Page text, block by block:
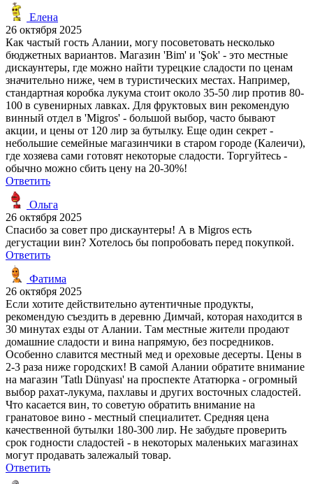
Елена
26 октября 2025
Как частый гость Алании, могу посоветовать несколько
бюджетных вариантов. Магазин 'Bim' и 'Şok' - это местные
дискаунтеры, где можно найти турецкие сладости по ценам
значительно ниже, чем в туристических местах. Например,
стандартная коробка лукума стоит около 35-50 лир против 80-
100 в сувенирных лавках. Для фруктовых вин рекомендую
винный отдел в 'Migros' - большой выбор, часто бывают
акции, и цены от 120 лир за бутылку. Еще один секрет -
небольшие семейные магазинчики в старом городе (Калеичи),
где хозяева сами готовят некоторые сладости. Торгуйтесь -
обычно можно сбить цену на 20-30%!
Ответить
Ольга
26 октября 2025
Спасибо за совет про дискаунтеры! А в Migros есть
дегустации вин? Хотелось бы попробовать перед покупкой.
Ответить
Фатима
26 октября 2025
Если хотите действительно аутентичные продукты,
рекомендую съездить в деревню Димчай, которая находится в
30 минутах езды от Алании. Там местные жители продают
домашние сладости и вина напрямую, без посредников.
Особенно славится местный мед и ореховые десерты. Цены в
2-3 раза ниже городских! В самой Алании обратите внимание
на магазин 'Tatlı Dünyası' на проспекте Ататюрка - огромный
выбор рахат-лукума, пахлавы и других восточных сладостей.
Что касается вин, то советую обратить внимание на
гранатовое вино - местный специалитет. Средняя цена
качественной бутылки 180-300 лир. Не забудьте проверить
срок годности сладостей - в некоторых маленьких магазинах
могут продавать залежалый товар.
Ответить